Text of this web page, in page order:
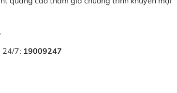
.
24/7: 19009247